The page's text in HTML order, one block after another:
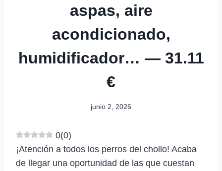
aspas, aire
acondicionado,
humidificador… — 31.11
€
junio 2, 2026
0(0)
¡Atención a todos los perros del chollo! Acaba
de llegar una oportunidad de las que cuestan